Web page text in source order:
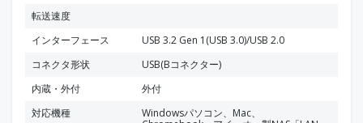
転送速度
インターフェース
USB 3.2 Gen 1(USB 3.0)/USB 2.0
コネクタ形状
USB(Bコネクター)
内蔵・外付
外付
対応機種
Windowsパソコン、Mac、